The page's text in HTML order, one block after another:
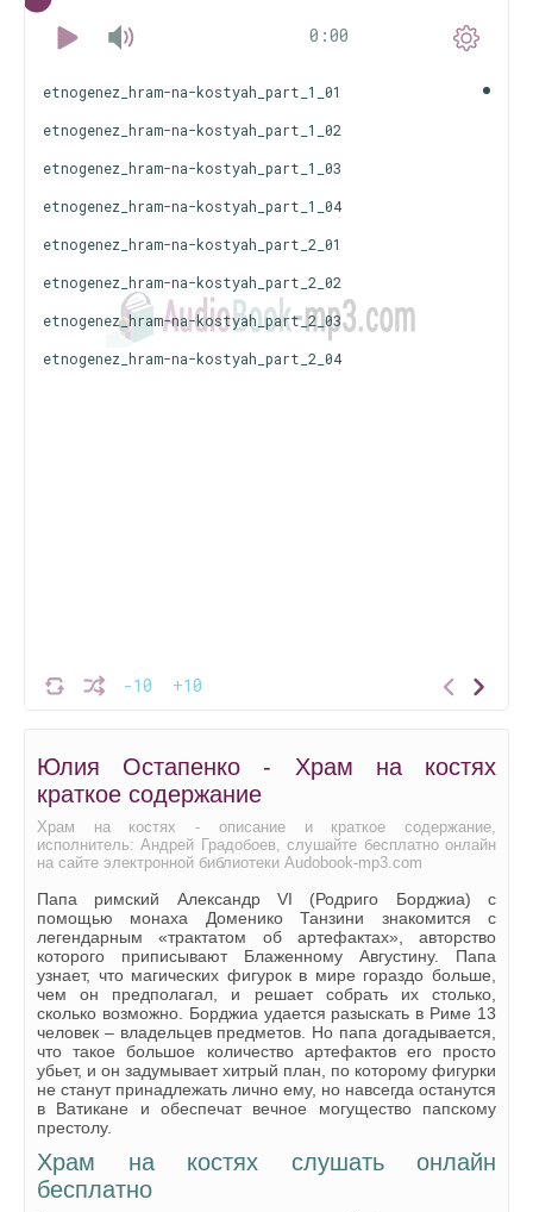
0:00
-10 +10
etnogenez_hram-na-kostyah_part_1_01
etnogenez_hram-na-kostyah_part_1_02
etnogenez_hram-na-kostyah_part_1_03
etnogenez_hram-na-kostyah_part_1_04
etnogenez_hram-na-kostyah_part_2_01
etnogenez_hram-na-kostyah_part_2_02
etnogenez_hram-na-kostyah_part_2_03
etnogenez_hram-na-kostyah_part_2_04
Юлия Остапенко - Храм на костях
краткое содержание
Храм на костях - описание и краткое содержание,
исполнитель: Андрей Градобоев, слушайте бесплатно онлайн
на сайте электронной библиотеки Audobook-mp3.com
Папа римский Александр VI (Родриго Борджиа) с
помощью монаха Доменико Танзини знакомится с
легендарным «трактатом об артефактах», авторство
которого приписывают Блаженному Августину. Папа
узнает, что магических фигурок в мире гораздо больше,
чем он предполагал, и решает собрать их столько,
сколько возможно. Борджиа удается разыскать в Риме 13
человек – владельцев предметов. Но папа догадывается,
что такое большое количество артефактов его просто
убьет, и он задумывает хитрый план, по которому фигурки
не станут принадлежать лично ему, но навсегда останутся
в Ватикане и обеспечат вечное могущество папскому
престолу.
Храм на костях слушать онлайн
бесплатно